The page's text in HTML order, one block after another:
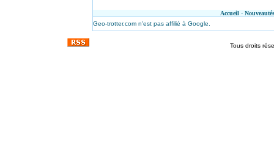
Accueil- Nouveautés
Geo-trotter.com n'est pas affilié à Google.
Tous droits